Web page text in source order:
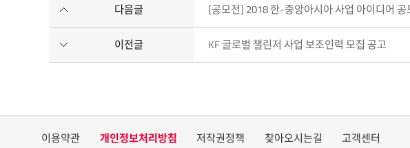
visit
the
다음글 [공모전] 2018 한-중앙아시아 사업 아이디어 공
이전글 KF 글로벌 챌린저 사업 보조인력 모집 공고
이용약관 개인정보처리방침 저작권정책 찾아오시는길 고객센터